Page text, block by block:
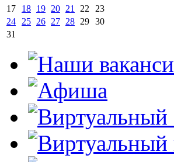
17
18 19 20 21 22
23
24
25 26 27 28 29 30
31